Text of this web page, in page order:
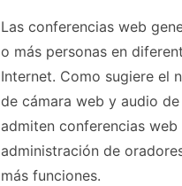
Las conferencias web
o más personas en
Internet. Como sugiere el
de cámara web y audio
admiten conferencias
administración de
más funciones.